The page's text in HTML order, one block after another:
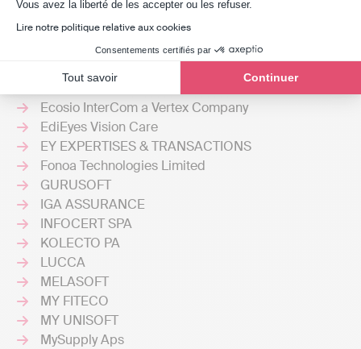
Vous avez la liberté de les accepter ou les refuser.
Lire notre politique relative aux cookies
Consentements certifiés par
Tout savoir Continuer
AXWAY SOFTWARE
B4VALUE.NET
CBS Corporate Business Solutions
Ecosio InterCom a Vertex Company
EdiEyes Vision Care
EY EXPERTISES & TRANSACTIONS
Fonoa Technologies Limited
GURUSOFT
IGA ASSURANCE
INFOCERT SPA
KOLECTO PA
LUCCA
MELASOFT
MY FITECO
MY UNISOFT
MySupply Aps